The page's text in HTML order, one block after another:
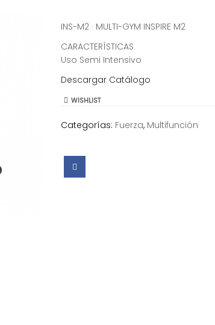
INS-M2 · MULTI-GYM INSPIRE M2
CARACTERÍSTICAS
Uso Semi Intensivo
Descargar Catálogo
WISHLIST
Categorías: Fuerza, Multifunción